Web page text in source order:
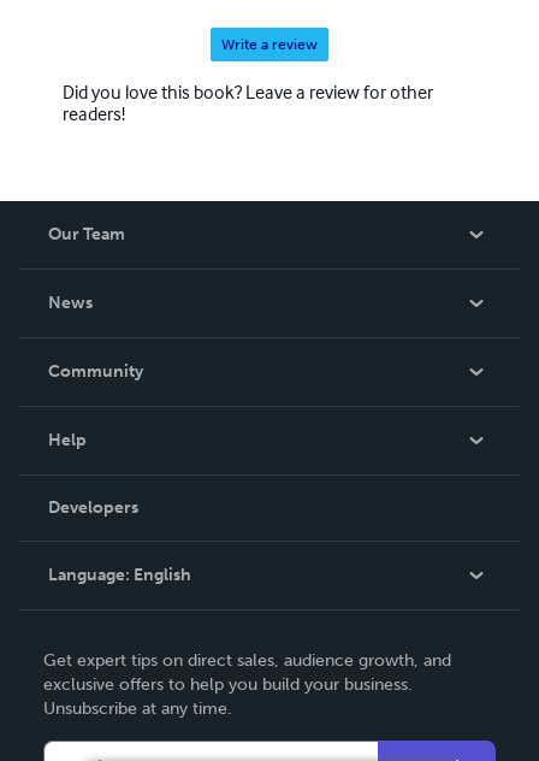
Write a review
Did you love this book? Leave a review for other
readers!
Our Team
News
In The News
Community
Podcast
Help
Order Lookup
Knowledge Base
Contact Support
Developers
Language: English
Deutsch
Français
Italiano
Get expert tips on direct sales, audience growth, and
exclusive offers to help you build your business.
Unsubscribe at any time.